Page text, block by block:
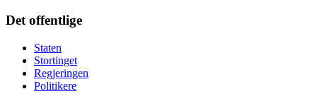
Det offentlige
Staten
Stortinget
Regjeringen
Politikere